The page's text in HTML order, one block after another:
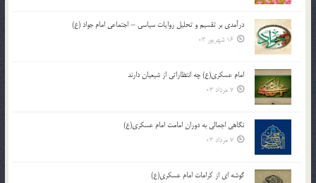
درآمدی بر تقسیم و تحلیل روایات سیاسی – اجتماعی امام جواد (ع)
16 شهریور 03
امام عسکری(ع) چه انتظاراتی از شیعیان دارند
7 مرداد 03
نگاهی اجمالی به دوران امامت امام عسکری(ع)
7 مرداد 03
گوشه ای از کرامات امام عسکری(ع)